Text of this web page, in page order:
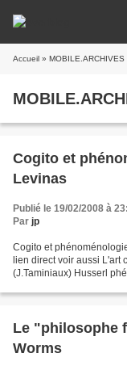
Accueil » MOBILE.ARCHIVES
Cogito et
Levinas
Publié le 19/02/2008 à
Par jp
Cogito et
lien direct voir aussi L'art
(J.Taminiaux) Husserl
Le "philosophe
Worms